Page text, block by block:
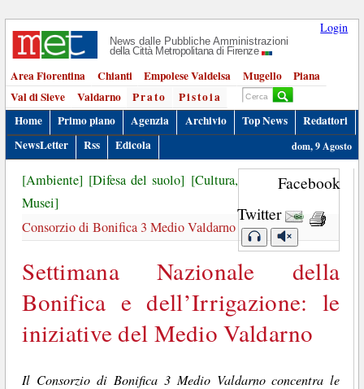
Login
News dalle Pubbliche Amministrazioni
della Città Metropolitana di Firenze
Area Fiorentina Chianti Empolese Valdelsa Mugello
Piana
Val di Sieve
Valdarno Prato
Pistoia
Home
Primo piano Agenzia Archivio Top News
Redattori
NewsLetter
Rss Edicola dom, 9 Agosto
Facebook
Twitter
[Ambiente] [Difesa del suolo] [Cultura,
Musei]
Consorzio di Bonifica 3 Medio Valdarno
Settimana Nazionale della
Bonifica e dell’Irrigazione: le
iniziative del Medio Valdarno
Il Consorzio di Bonifica 3 Medio Valdarno concentra le